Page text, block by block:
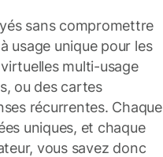
sans compromettre
usage unique pour les
multi-usage
ou des cartes
récurrentes. Chaque
uniques, et chaque
vous savez donc